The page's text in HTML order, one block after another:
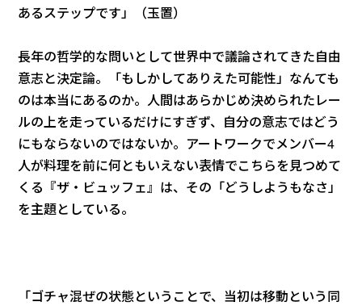
あるステップです」（玉置）
長年の哲学的な問いとして世界中で議論されてきた自由
意志と決定論。「もしかしてありえた可能性」なんても
のは本当にあるのか。人間はあらかじめ決められたレー
ルの上を走っているだけにすぎず、自分の意志ではどう
にもならないのではないか。アートワークでメンバー4
人が料理を前に何ともいえない表情でこちらを見つめて
くる『ザ・ビュッフェ』は、その「どうしようもなさ」
を主題としている。
「ゴチャ混ぜの状態ということで、当初は移動という同